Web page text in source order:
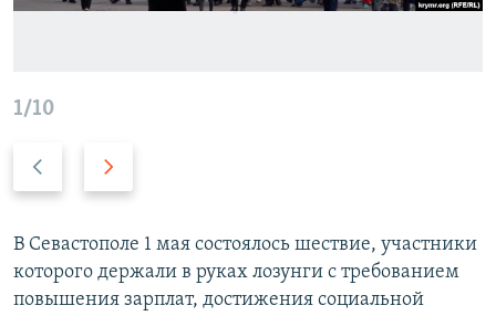
ELIFBE
Все сайты RFE/RL
1/10
ПредыдущийСледующий
В Севастополе 1 мая состоялось шествие, участники
которого держали в руках лозунги с требованием
повышения зарплат, достижения социальной